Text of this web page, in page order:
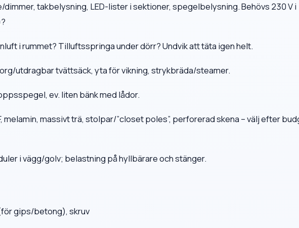
takbelysning, LED-lister i sektioner, spegelbelysning. Behövs 230 V i
i rummet? Tilluftsspringa under dörr? Undvik att täta igen helt.
utdragbar tvättsäck, yta för vikning, strykbräda/steamer.
ev. liten bänk med lådor.
melamin, massivt trä, stolpar/”closet poles”, perforerad skena – välj efter
i vägg/golv; belastning på hyllbärare och stänger.
gips/betong), skruv